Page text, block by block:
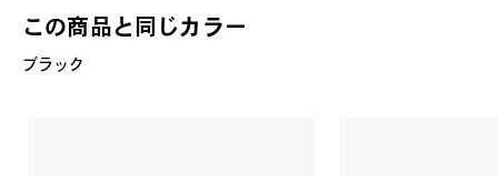
この商品と同じカラー
ブラック